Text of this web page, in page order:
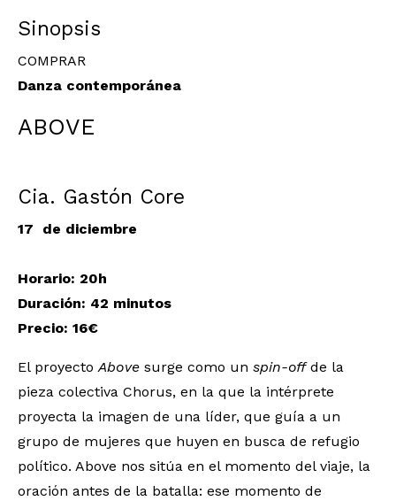
Sinopsis
COMPRAR
Danza contemporánea
ABOVE
Cia. Gastón Core
17 de diciembre
Horario: 20h
Duración: 42 minutos
Precio: 16€
El proyectoAbove surge como un spin-offde la
pieza colectiva Chorus, en la que la intérprete
proyecta la imagen de una líder, que guía a un
grupo de mujeres que huyen en busca de refugio
político. Above nos sitúa en el momento del viaje, la
oración antes de la batalla: ese momento de